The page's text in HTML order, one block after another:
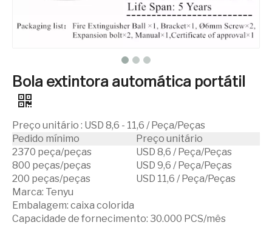
Bola extintora automática portátil
Preço unitário : USD 8,6 - 11,6 / Peça/Peças
Pedido mínimo
Preço unitário
2370 peça/peças
USD 8,6 / Peça/Peças
800 peças/peças
USD 9,6 / Peça/Peças
200 peças/peças
USD 11,6 / Peça/Peças
Marca: Tenyu
Embalagem: caixa colorida
Capacidade de fornecimento: 30.000 PCS/mês